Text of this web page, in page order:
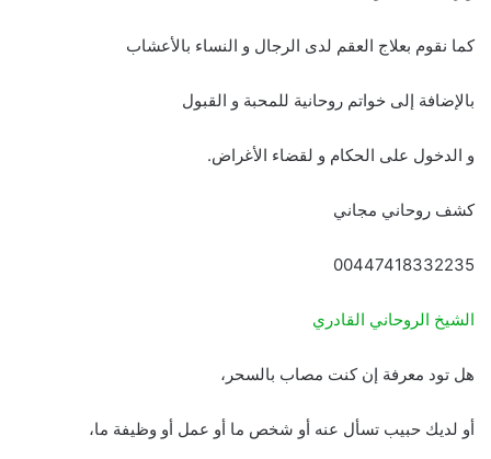
كما نقوم بعلاج العقم لدى الرجال و النساء بالأعشاب
بالإضافة إلى خواتم روحانية للمحبة و القبول
و الدخول على الحكام و لقضاء الأغراض.
كشف روحاني مجاني
00447418332235
الشيخ الروحاني القادري
هل تود معرفة إن كنت مصاب بالسحر،
أو لديك حبيب تسأل عنه أو شخص ما أو عمل أو وظيفة ما،